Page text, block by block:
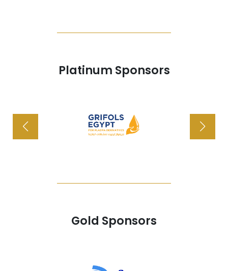
Platinum Sponsors
Gold Sponsors